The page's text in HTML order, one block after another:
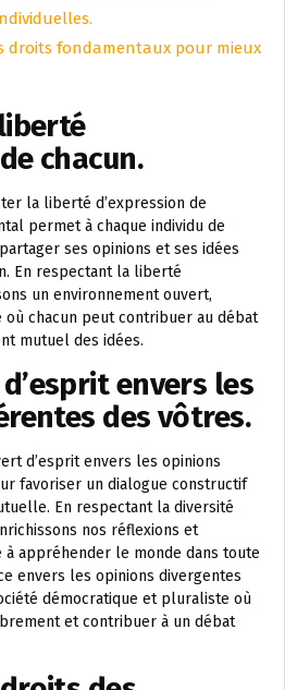
droits fondamentaux pour mieux
chacun.
la liberté d’expression de
permet à chaque individu de
ses opinions et ses idées
En respectant la liberté
un environnement ouvert,
chacun peut contribuer au débat
mutuel des idées.
envers les
des vôtres.
d’esprit envers les opinions
favoriser un dialogue constructif
En respectant la diversité
nos réflexions et
appréhender le monde dans toute
envers les opinions divergentes
démocratique et pluraliste où
et contribuer à un débat